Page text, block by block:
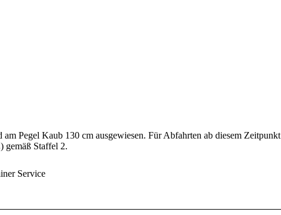
Pegel Kaub 130 cm ausgewiesen. Für Abfahrten ab diesem Zeitpunkt
gemäß Staffel 2.
Service